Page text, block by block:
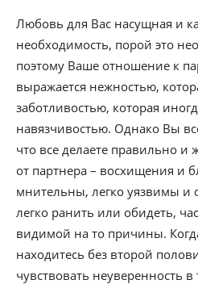
Любовь для Вас насущная и
необходимость, порой это
поэтому Ваше отношение к
выражается нежностью,
заботливостью, которая
навязчивостью. Однако Вы
что все делаете правильно и
от партнера – восхищения и
мнительны, легко уязвимы и
легко ранить или обидеть,
видимой на то причины.
находитесь без второй
чувствовать неуверенность